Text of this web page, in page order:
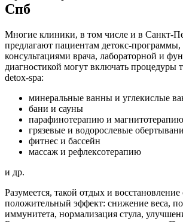
Спб
Многие клиники, в том числе и в Санкт-
предлагают пациентам детокс-программы,
консультациями врача, лабораторной и
диагностикой могут включать процедуры
detox-spa:
минеральные ванны и углекислые
бани и сауны
парафинотерапию и магнитотерапию
грязевые и водорослевые
фитнес и бассейн
массаж и рефлексотерапию
и др.
Разумеется, такой отдых и
положительный эффект: снижение веса,
иммунитета, нормализация стула,